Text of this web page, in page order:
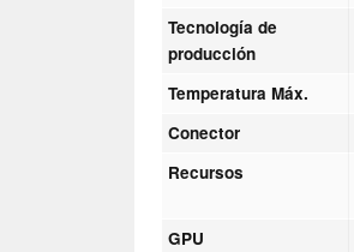
Tecnología de
producción
Temperatura Máx.
Conector
Recursos
GPU